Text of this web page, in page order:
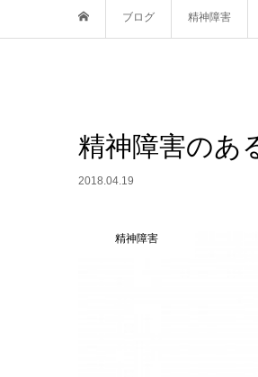
ブログ 精神障害
精神障害のあ
2018.04.19
精神障害